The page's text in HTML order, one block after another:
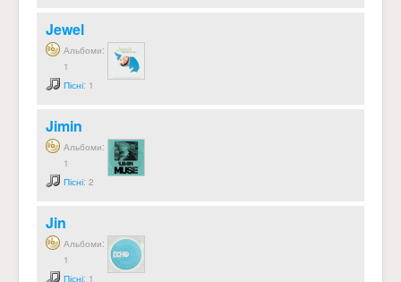
Jewel
Альбоми:
1
Пісні: 1
Jimin
Альбоми:
1
Пісні: 2
Jin
Альбоми:
1
Пісні: 1